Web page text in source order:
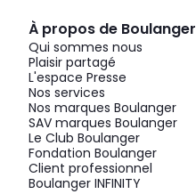
À propos de Boulanger
Qui sommes nous
Plaisir partagé
L'espace Presse
Nos services
Nos marques Boulanger
SAV marques Boulanger
Le Club Boulanger
Fondation Boulanger
Client professionnel
Boulanger INFINITY